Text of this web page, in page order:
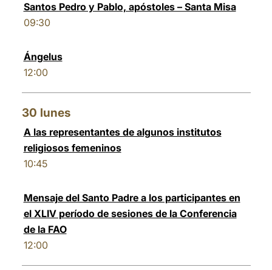
Santos Pedro y Pablo, apóstoles – Santa Misa
09:30
Ángelus
12:00
30 lunes
A las representantes de algunos institutos
religiosos femeninos
10:45
Mensaje del Santo Padre a los participantes en
el XLIV período de sesiones de la Conferencia
de la FAO
12:00